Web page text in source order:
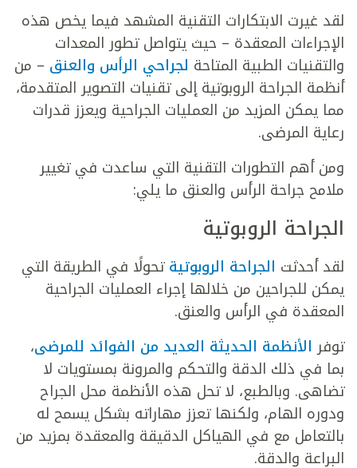
لقد غيرت الابتكارات التقنية المشهد فيما يخص هذه
الإجراءات المعقدة – حيث يتواصل تطور المعدات
والتقنيات الطبية المتاحة لجراحي الرأس والعنق – من
أنظمة الجراحة الروبوتية إلى تقنيات التصوير المتقدمة،
مما يمكن المزيد من العمليات الجراحية ويعزز قدرات
رعاية المرضى.
ومن أهم التطورات التقنية التي ساعدت في تغيير
ملامح جراحة الرأس والعنق ما يلي:
الجراحة الروبوتية
لقد أحدثت الجراحة الروبوتيةتحولًا في الطريقة التي
يمكن للجراحين من خلالها إجراء العمليات الجراحية
المعقدة في الرأس والعنق.
توفر الأنظمة الحديثة العديد من الفوائد للمرضى،
بما في ذلك الدقة والتحكم والمرونة بمستويات لا
تضاهى. وبالطبع، لا تحل هذه الأنظمة محل الجراح
ودوره الهام، ولكنها تعزز مهاراته بشكل يسمح له
بالتعامل مع في الهياكل الدقيقة والمعقدة بمزيد من
البراعة والدقة.